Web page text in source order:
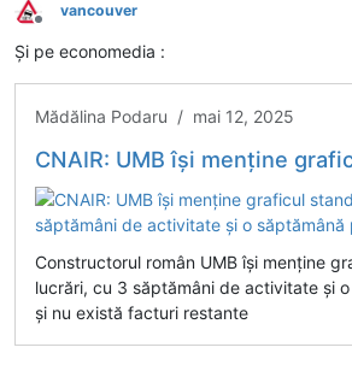
Deconectat
vancouver
Și pe economedia :
Mădălina Podaru / mai 12, 2025
CNAIR: UMB își menține graficul standard de lucrări, cu 3 săptămâni de
Constructorul român UMB își menține
lucrări, cu 3 săptămâni de activitate și
și nu există facturi restante